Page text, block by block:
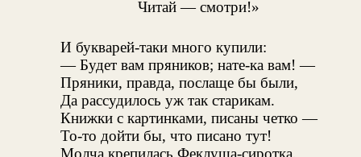
Читай — смотри!»
И букварей-таки много купили:
— Будет вам пряников; нате-ка вам! —
Пряники, правда, послаще бы были,
Да рассудилось уж так старикам.
Книжки с картинками, писаны четко —
То-то дойти бы, что писано тут!